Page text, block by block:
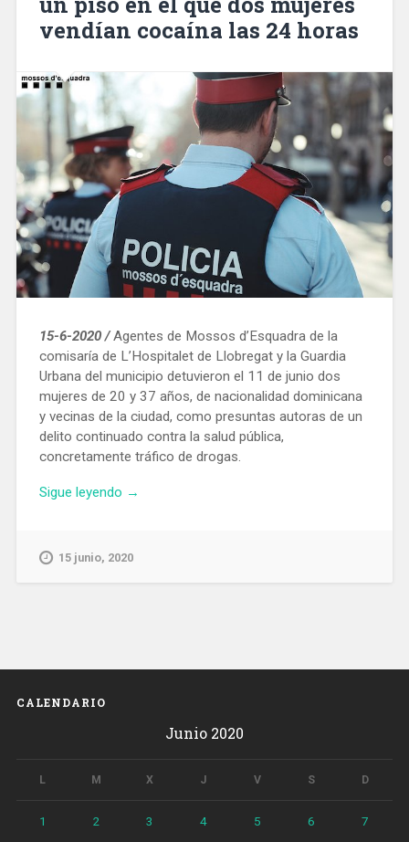
vendían cocaína las 24 horas
15-6-2020 /Agentes de Mossos d’Esquadra de la
comisaría de L’Hospitalet de Llobregat y la Guardia
Urbana del municipio detuvieron el 11 de junio dos
mujeres de 20 y 37 años, de nacionalidad dominicana
y vecinas de la ciudad, como presuntas autoras de un
delito continuado contra la salud pública,
concretamente tráfico de drogas.
Sigue leyendo «Desmantelado
un
mujeres
horas»
→
15 junio, 2020
CALENDARIO
Junio 2020
L M X J V S D
1 2 3 4 5 6 7